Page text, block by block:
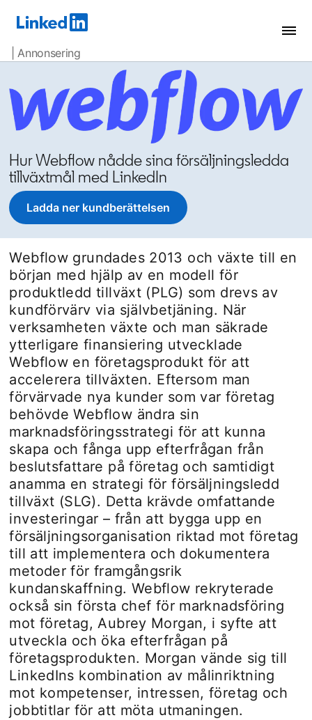
| Annonsering
Hur Webflow nådde sina försäljningsledda
tillväxtmål med LinkedIn
Ladda ner kundberättelsen
opens in a new tab
Webflow grundades 2013 och växte till en
början med hjälp av en modell för
produktledd tillväxt (PLG) som drevs av
kundförvärv via självbetjäning. När
verksamheten växte och man säkrade
ytterligare finansiering utvecklade
Webflow en företagsprodukt för att
accelerera tillväxten. Eftersom man
förvärvade nya kunder som var företag
behövde Webflow ändra sin
marknadsföringsstrategi för att kunna
skapa och fånga upp efterfrågan från
beslutsfattare på företag och samtidigt
anamma en strategi för försäljningsledd
tillväxt (SLG). Detta krävde omfattande
investeringar – från att bygga upp en
försäljningsorganisation riktad mot företag
till att implementera och dokumentera
metoder för framgångsrik
kundanskaffning. Webflow rekryterade
också sin första chef för marknadsföring
mot företag, Aubrey Morgan, i syfte att
utveckla och öka efterfrågan på
företagsprodukten. Morgan vände sig till
LinkedIns kombination av målinriktning
mot kompetenser, intressen, företag och
jobbtitlar för att möta utmaningen.